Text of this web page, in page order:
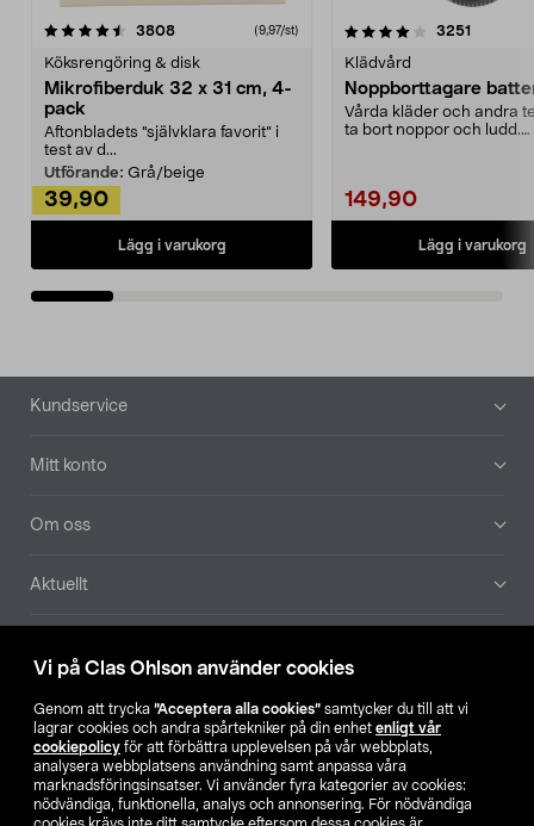
Vi på Clas Ohlson använder cookies
Genom att trycka ”Acceptera alla cookies” samtycker du till att vi
lagrar cookies och andra spårtekniker på din enhet enligt vår
cookiepolicy för att förbättra upplevelsen på vår webbplats,
analysera webbplatsens användning samt anpassa våra
marknadsföringsinsatser. Vi använder fyra kategorier av cookies:
nödvändiga, funktionella, analys och annonsering. För nödvändiga
3808recensioner (9,97/st)
Köksrengöring & disk
Mikrofiberduk 32 x 31 cm, 4-
pack
Aftonbladets "självklara favorit” i
test av d...
Utförande: Grå/beige
39,90
Lägg i varukorg
4.0av 5 stjärnor 3251
Klädvård
Noppborttagare
Vårda kläder och andra
ta bort noppor och ludd.
149,90
Lägg i varukorg
4.5av 5 stjärnor
Sidfot
Kundservice
Mitt konto
Om oss
Aktuellt
Hitta butik
SE NO FI